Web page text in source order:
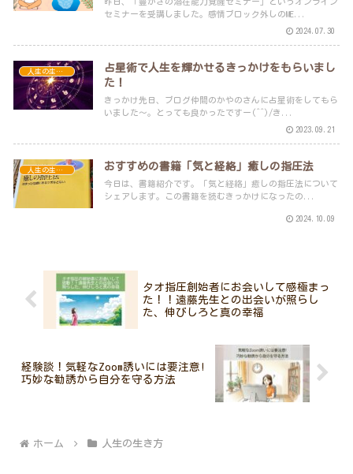
セミナーを受講しました。感情ブロック外しのME...
2024.07.30
人生の生き方
占星術で人生を輝かせるきっかけをもらいまし
た！
きっかけ先日、ブログ仲間のかやのさんに占星術をしてもら
いました～。とっても良かったですー(^^)/き...
2023.09.21
人生の生き方 おすすめの書籍「気と経絡」癒しの指圧法
今日は、書籍紹介です。「気と経絡」癒しの指圧法について
シェアします。この書籍を読むきっかけになったの...
2024.10.09
タオ指圧創始者にお会いして感極まっ
た！！遠藤先生との出会いが照らし
た、伸びしろと真の幸福
経験談！気軽なZoom誘いには要注意!
巧妙な勧誘から自分を守る方法
ホーム 人生の生き方